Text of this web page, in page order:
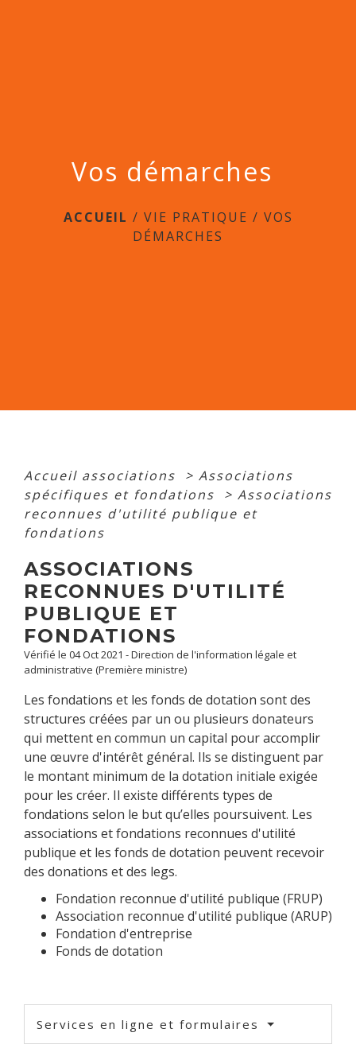
Vos démarches
ACCUEIL / VIE PRATIQUE / VOS
DÉMARCHES
Accueil associations > Associations
spécifiques et fondations
> Associations
reconnues d'utilité publique et
fondations
ASSOCIATIONS
RECONNUES D'UTILITÉ
PUBLIQUE ET
FONDATIONS
Vérifié le 04 Oct 2021 - Direction de l'information légale et
administrative (Première ministre)
Les fondations et les fonds de dotation sont des
structures créées par un ou plusieurs donateurs
qui mettent en commun un capital pour accomplir
une œuvre d'intérêt général. Ils se distinguent par
le montant minimum de la dotation initiale exigée
pour les créer. Il existe différents types de
fondations selon le but qu’elles poursuivent. Les
associations et fondations reconnues d'utilité
publique et les fonds de dotation peuvent recevoir
des donations et des legs.
Fondation reconnue d'utilité publique (FRUP)
Association reconnue d'utilité publique (ARUP)
Fondation d'entreprise
Fonds de dotation
Services en ligne et formulaires